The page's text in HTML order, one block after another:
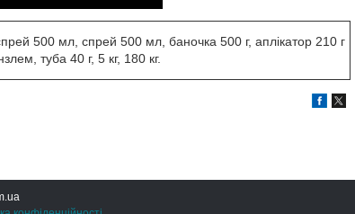
500 мл, спрей 500 мл, баночка 500 г, аплікатор 210 г
туба 40 г, 5 кг, 180 кг.